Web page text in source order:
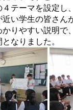
４テーマを設定し
近い学生の皆さん
りやすい説明で
なりました。